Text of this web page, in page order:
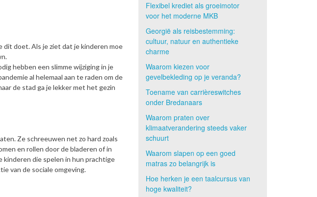
dit doet. Als je ziet dat je kinderen moe
hebben een slimme wijziging in je
al helemaal aan te raden om de
de stad ga je lekker met het gezin
Ze schreeuwen net zo hard zoals
en rollen door de bladeren of in
kinderen die spelen in hun prachtige
van de sociale omgeving.
Flexibel krediet als groeimotor
voor het moderne MKB
Georgië als reisbestemming:
cultuur, natuur en authentieke
charme
Waarom kiezen voor
gevelbekleding op je veranda?
Toename van carrièreswitches
onder Bredanaars
Waarom praten over
klimaatverandering steeds vaker
schuurt
Waarom slapen op een goed
matras zo belangrijk is
Hoe herken je een taalcursus van
hoge kwaliteit?